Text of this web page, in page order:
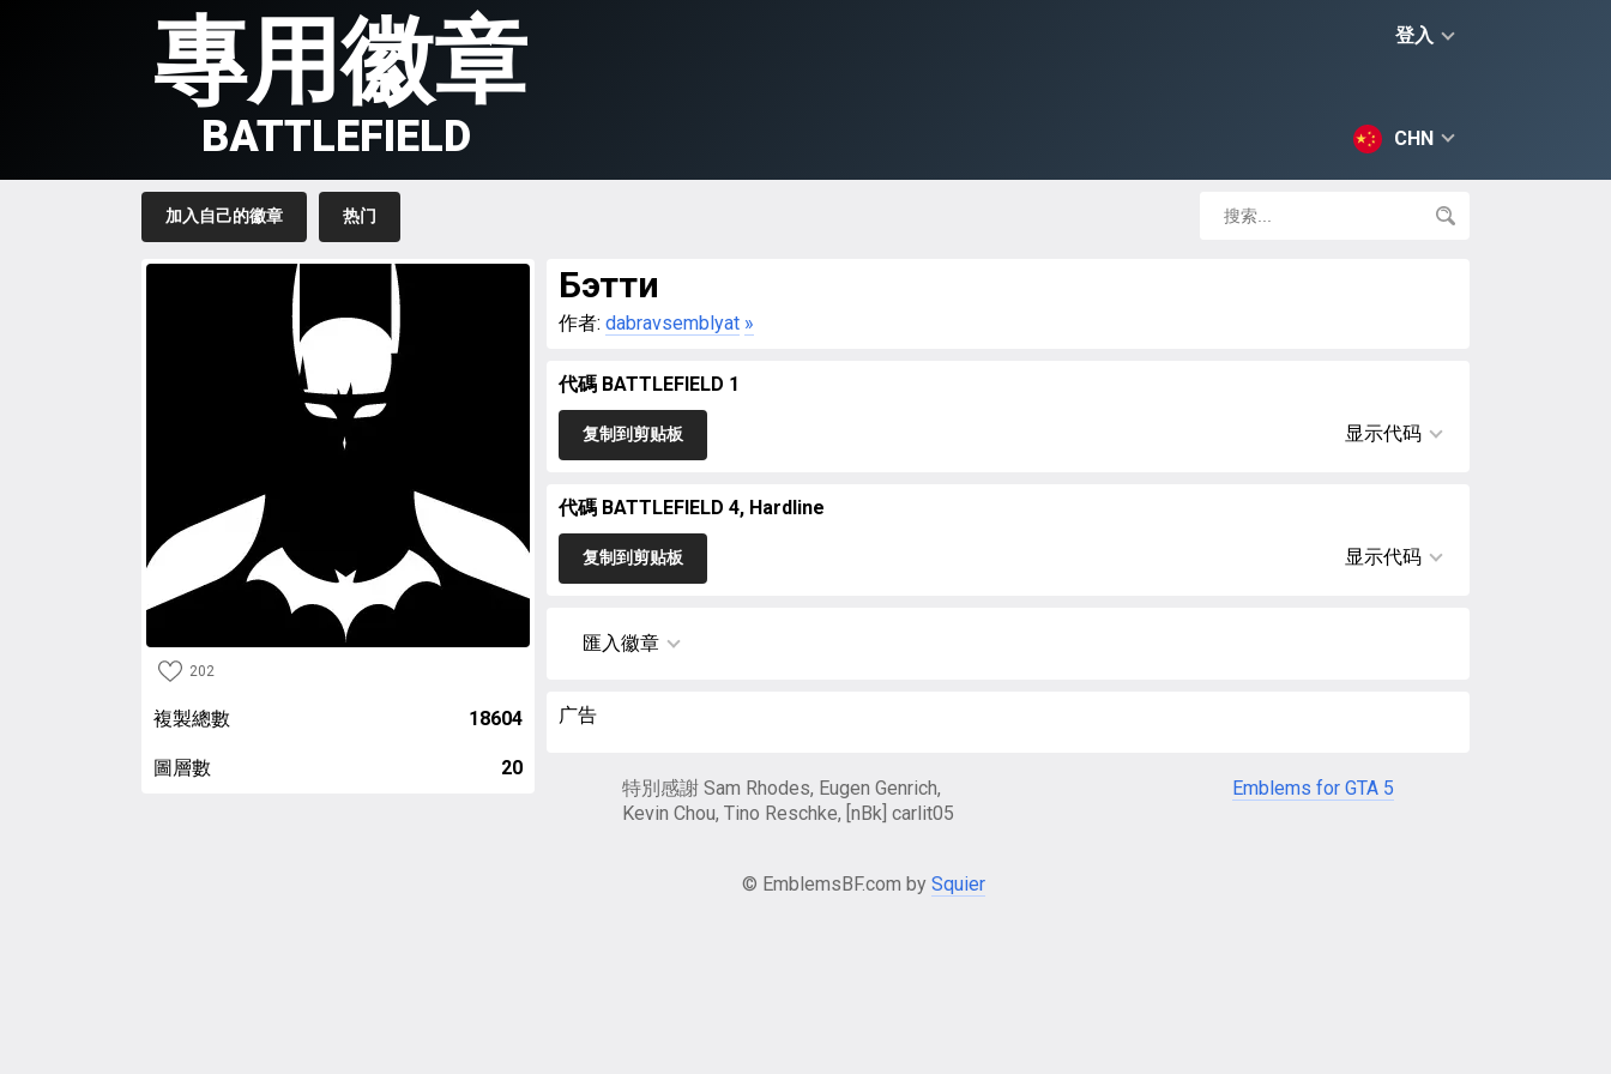
登入
CHN
專用徽章
BATTLEFIELD
加入自己的徽章 热门
202
複製總數 18604
圖層數 20
Бэтти
作者: dabravsemblyat »
代碼 BATTLEFIELD 1
复制到剪贴板 显示代码
代碼 BATTLEFIELD 4, Hardline
复制到剪贴板 显示代码
匯入徽章
广告
特別感謝 Sam Rhodes, Eugen Genrich,
Kevin Chou, Tino Reschke, [nBk] carlit05
Emblems for GTA 5
© EmblemsBF.com by Squier